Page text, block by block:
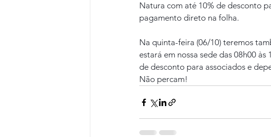
Natura com até 10% de desconto
pagamento direto na folha.
Na quinta-feira (06/10) teremos
estará em nossa sede das 08h00
de desconto para associados e
Não percam!